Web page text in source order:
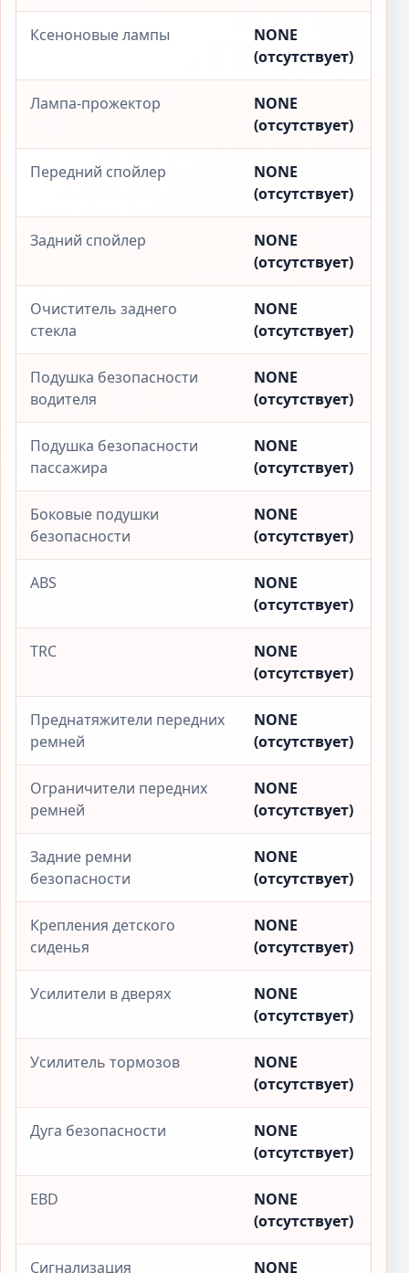
Ксеноновые лампы
NONE
(отсутствует)
Лампа-прожектор
NONE
(отсутствует)
Передний спойлер
NONE
(отсутствует)
Задний спойлер
NONE
(отсутствует)
Очиститель заднего
стекла
NONE
(отсутствует)
Подушка безопасности
водителя
NONE
(отсутствует)
Подушка безопасности
пассажира
NONE
(отсутствует)
Боковые подушки
безопасности
NONE
(отсутствует)
ABS
NONE
(отсутствует)
TRC
NONE
(отсутствует)
Преднатяжители передних
ремней
NONE
(отсутствует)
Ограничители передних
ремней
NONE
(отсутствует)
Задние ремни
безопасности
NONE
(отсутствует)
Крепления детского
сиденья
NONE
(отсутствует)
Усилители в дверях
NONE
(отсутствует)
Усилитель тормозов
NONE
(отсутствует)
Дуга безопасности
NONE
(отсутствует)
EBD
NONE
(отсутствует)
Сигнализация NONE